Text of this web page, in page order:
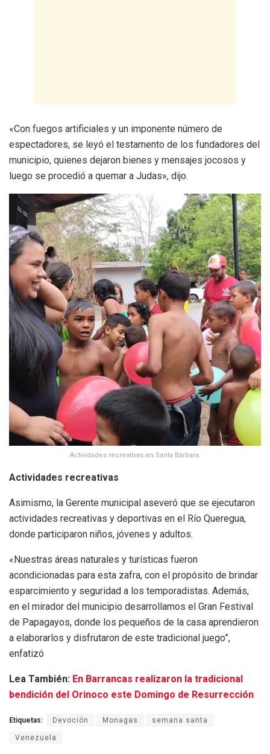
«Con fuegos artificiales y un imponente número de
espectadores, se leyó el testamento de los fundadores del
municipio, quienes dejaron bienes y mensajes jocosos y
luego se procedió a quemar a Judas», dijo.
Actividades recreativas en Santa Bárbara.
Actividades recreativas
Asimismo, la Gerente municipal aseveró que se ejecutaron
actividades recreativas y deportivas en el Río Queregua,
donde participaron niños, jóvenes y adultos.
«Nuestras áreas naturales y turísticas fueron
acondicionadas para esta zafra, con el propósito de brindar
esparcimiento y seguridad a los temporadistas. Además,
en el mirador del municipio desarrollamos el Gran Festival
de Papagayos, donde los pequeños de la casa aprendieron
a elaborarlos y disfrutaron de este tradicional juego”,
enfatizó
Lea También: En Barrancas realizaron la tradicional
bendición del Orinoco este Domingo de Resurrección
Etiquetas: Devoción Monagas semana santa
Venezuela